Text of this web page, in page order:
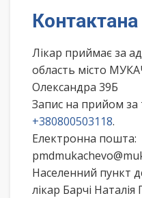
Лікар приймає за
область місто
Олександра 39Б
Запис на прийом
+380800503118.
Електронна пошта:
Населенний пункт
лікар Барчі Наталія